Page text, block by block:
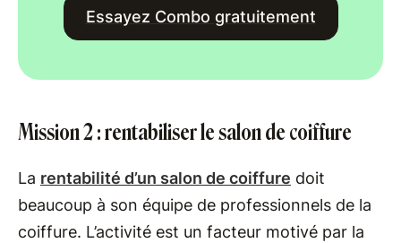
Essayez Combo gratuitement
Mission 2 : rentabiliser le salon de coiffure
La rentabilité d’un salon de coiffure doit
beaucoup à son équipe de professionnels de la
coiffure. L’activité est un facteur motivé par la